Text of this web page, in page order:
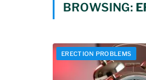
BROWSING:
ERECTION PROBLEMS